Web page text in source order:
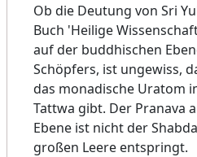
Ob die Deutung von Sri
Buch 'Heilige
auf der buddhischen
Schöpfers, ist ungewiss,
das monadische Uratom
Tattwa gibt. Der Pranava
Ebene ist nicht der
großen Leere entspringt.